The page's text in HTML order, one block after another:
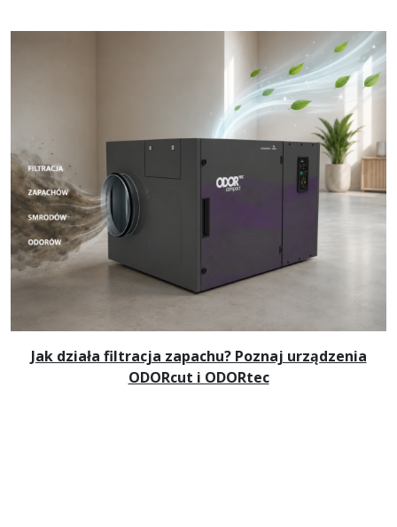
Jak działa filtracja zapachu? Poznaj urządzenia
ODORcut i ODORtec